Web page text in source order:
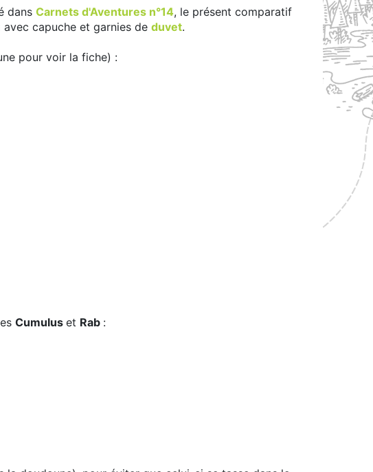
dans Carnets d'Aventures n°14, le présent comparatif
capuche et garnies de duvet.
pour voir la fiche) :
Cumulus et Rab :